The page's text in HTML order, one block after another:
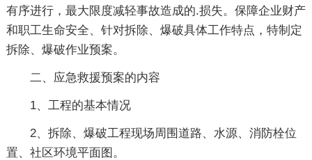
有序进行，最大限度减轻事故造成的.损失。保障企业财产
和职工生命安全、针对拆除、爆破具体工作特点，特制定
拆除、爆破作业预案。
二、应急救援预案的内容
1、工程的基本情况
2、拆除、爆破工程现场周围道路、水源、消防栓位
置、社区环境平面图。